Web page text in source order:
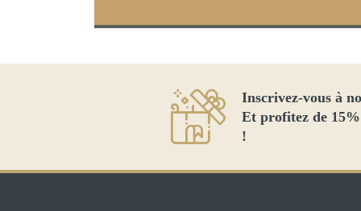
Inscrivez-vous à
Et profitez de
!